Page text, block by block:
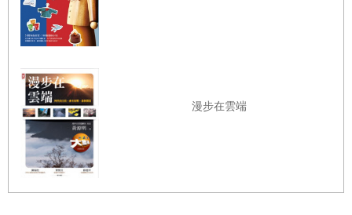
個所在。
但東京確是東京，「魔幻」才是最貼切的比喻。我
討厭別人在不知道如何形容時，就脫口說出「Magic」
這個形容詞，但當我和我太太洛莉以及我們八歲大的女
兒伊莉絲，在二○一二年七月整整待在東京一個月後的
經歷，用「魔幻Magic」以外的形容詞都是言不由衷的
漫步在雲端